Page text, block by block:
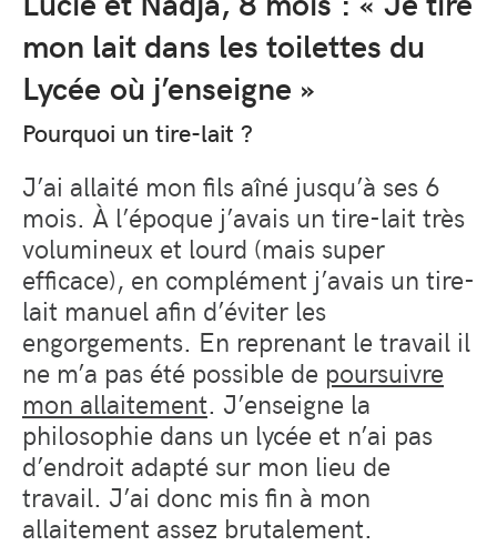
mon lait dans les toilettes du
Lycée où j’enseigne »
Pourquoi un tire-lait ?
J’ai allaité mon fils aîné jusqu’à ses 6
mois. À l’époque j’avais un tire-lait très
volumineux et lourd (mais super
efficace), en complément j’avais un tire-
lait manuel afin d’éviter les
engorgements. En reprenant le travail il
ne m’a pas été possible de poursuivre
mon allaitement. J’enseigne la
philosophie dans un lycée et n’ai pas
d’endroit adapté sur mon lieu de
travail. J’ai donc mis fin à mon
allaitement assez brutalement.